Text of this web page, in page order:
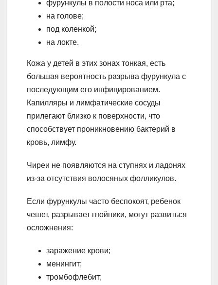
фурункулы в полости носа или рта;
на голове;
под коленкой;
на локте.
Кожа у детей в этих зонах тонкая, есть
большая вероятность разрыва фурункула с
последующим его инфицированием.
Капилляры и лимфатические сосуды
прилегают близко к поверхности, что
способствует проникновению бактерий в
кровь, лимфу.
Чиреи не появляются на ступнях и ладонях
из-за отсутствия волосяных фолликулов.
Если фурункулы часто беспокоят, ребенок
чешет, разрывает гнойники, могут развиться
осложнения:
заражение крови;
менингит;
тромбофлебит;